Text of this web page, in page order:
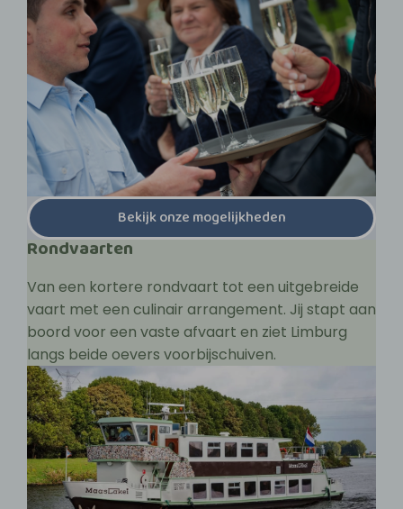
Bekijk onze mogelijkheden
Rondvaarten
Van een kortere rondvaart tot een uitgebreide
vaart met een culinair arrangement. Jij stapt aan
boord voor een vaste afvaart en ziet Limburg
langs beide oevers voorbijschuiven.